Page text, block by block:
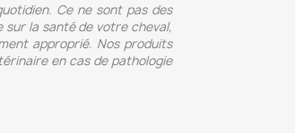
Ce ne sont pas des
sur la santé de votre cheval,
approprié. Nos produits
en cas de pathologie